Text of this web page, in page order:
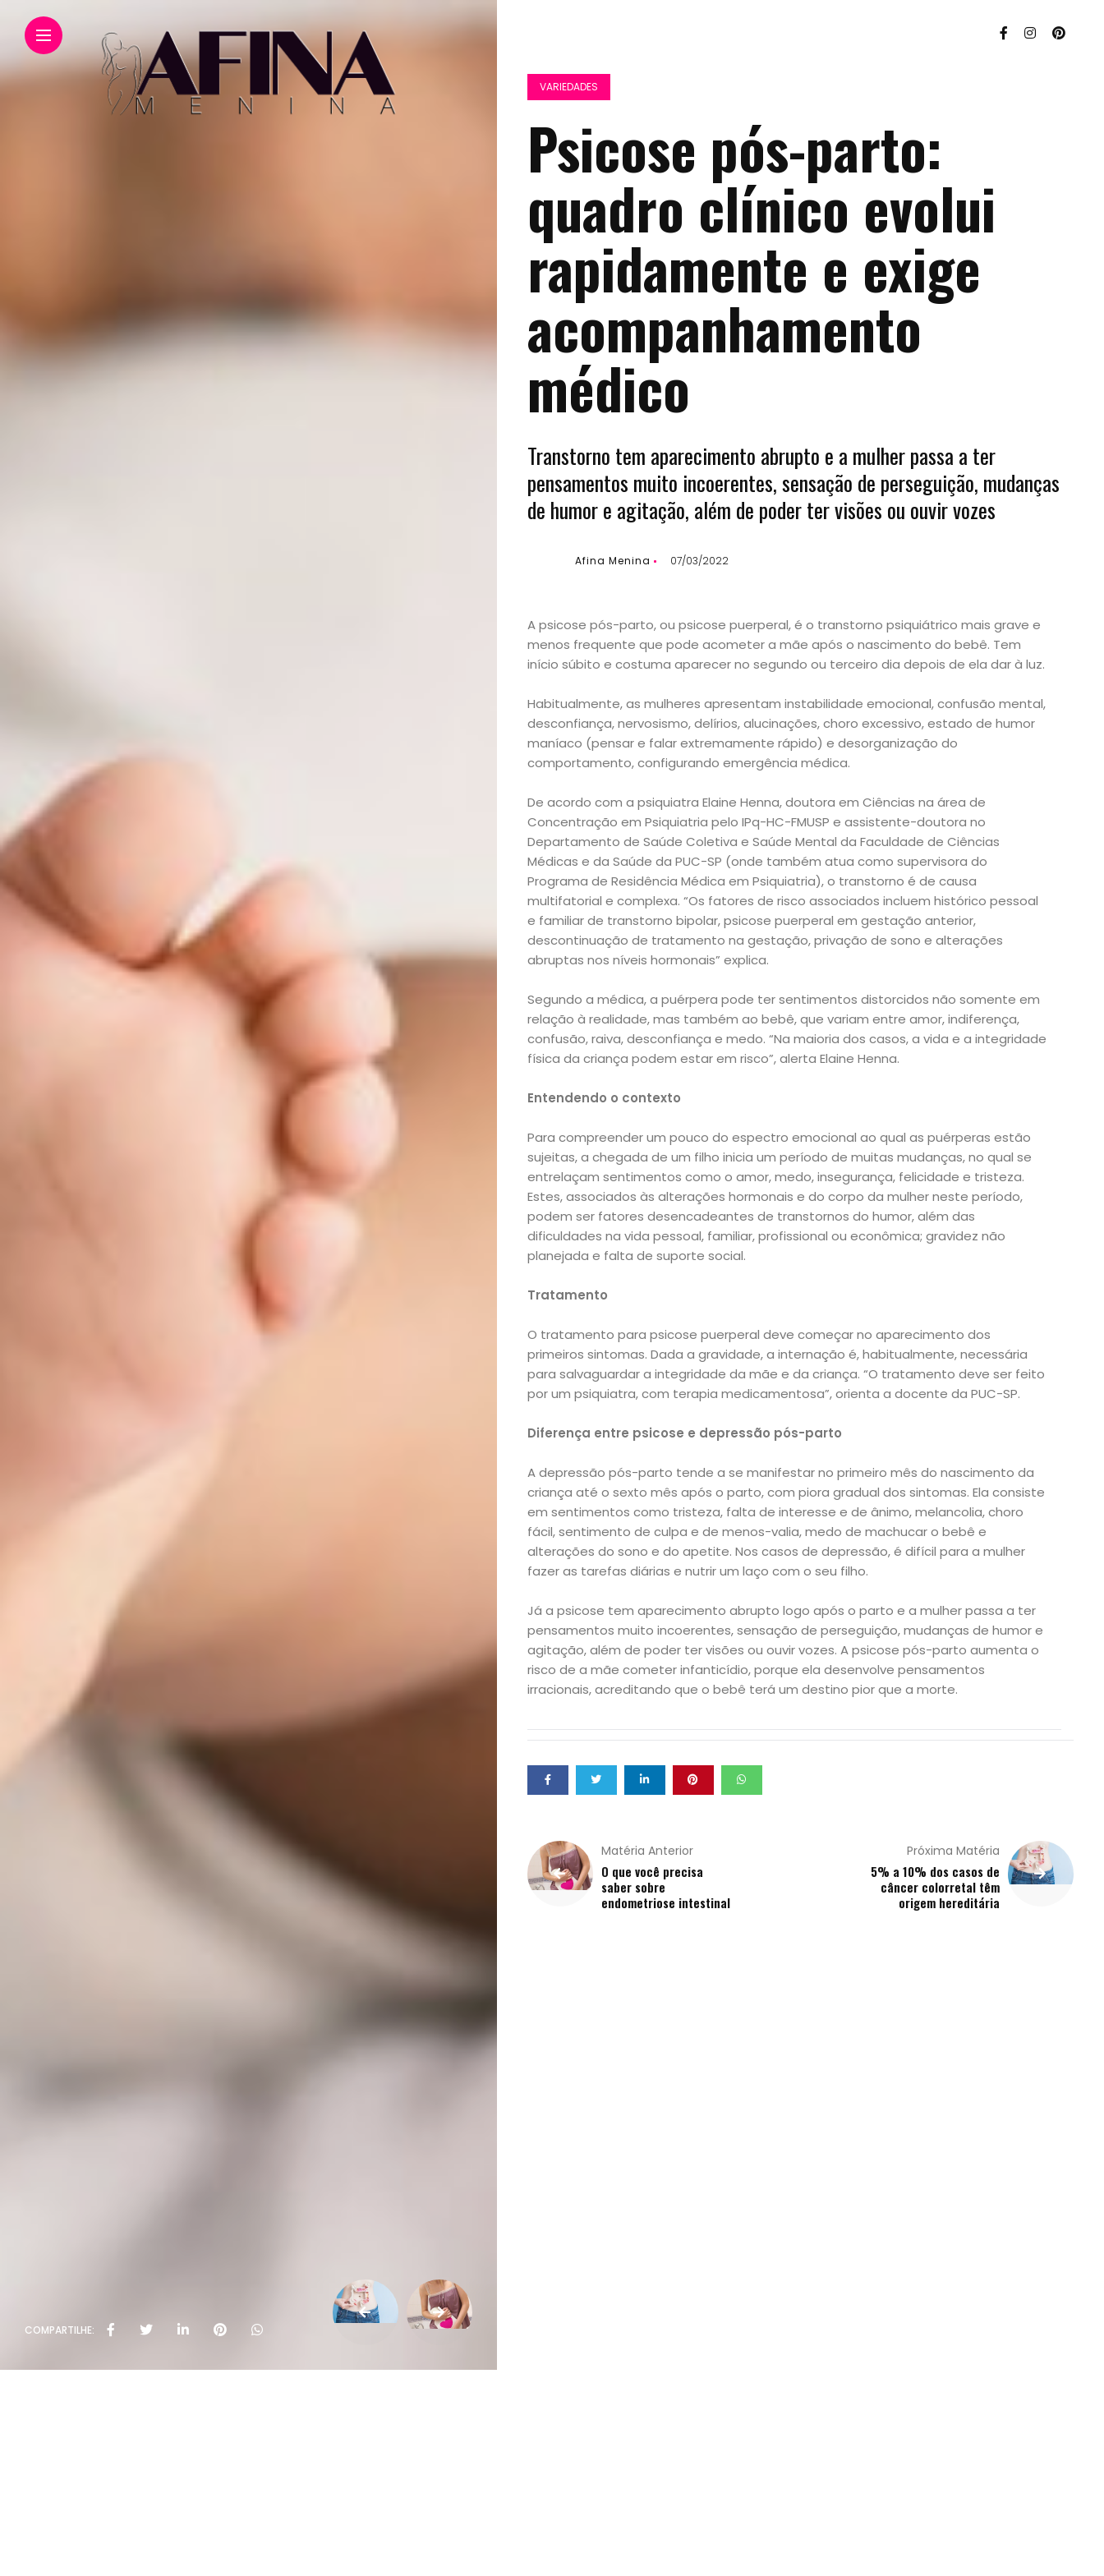
Início
Academia
Beleza
Bora
lá!
Casa
e
Decoração
Exclusiva
Homem
Mães
&
Filhos
Notícias
Opinião
Pets
Receitas
Saúde
e
Qualidade
Vida
Sexualidade
COMPARTILHE:
VARIEDADES
Psicose pós-parto:
quadro clínico evolui
rapidamente e exige
acompanhamento
médico
Transtorno tem aparecimento abrupto e a mulher passa a ter
pensamentos muito incoerentes, sensação de perseguição, mudanças
de humor e agitação, além de poder ter visões ou ouvir vozes
Afina Menina 07/03/2022
A psicose pós-parto, ou psicose puerperal, é o transtorno psiquiátrico mais grave e
menos frequente que pode acometer a mãe após o nascimento do bebê. Tem
início súbito e costuma aparecer no segundo ou terceiro dia depois de ela dar à luz.
Habitualmente, as mulheres apresentam instabilidade emocional, confusão mental,
desconfiança, nervosismo, delírios, alucinações, choro excessivo, estado de humor
maníaco (pensar e falar extremamente rápido) e desorganização do
comportamento, configurando emergência médica.
De acordo com a psiquiatra Elaine Henna, doutora em Ciências na área de
Concentração em Psiquiatria pelo IPq-HC-FMUSP e assistente-doutora no
Departamento de Saúde Coletiva e Saúde Mental da Faculdade de Ciências
Médicas e da Saúde da PUC-SP (onde também atua como supervisora do
Programa de Residência Médica em Psiquiatria), o transtorno é de causa
multifatorial e complexa. “Os fatores de risco associados incluem histórico pessoal
e familiar de transtorno bipolar, psicose puerperal em gestação anterior,
descontinuação de tratamento na gestação, privação de sono e alterações
abruptas nos níveis hormonais” explica.
Segundo a médica, a puérpera pode ter sentimentos distorcidos não somente em
relação à realidade, mas também ao bebê, que variam entre amor, indiferença,
confusão, raiva, desconfiança e medo. “Na maioria dos casos, a vida e a integridade
física da criança podem estar em risco”, alerta Elaine Henna.
Entendendo o contexto
Para compreender um pouco do espectro emocional ao qual as puérperas estão
sujeitas, a chegada de um filho inicia um período de muitas mudanças, no qual se
entrelaçam sentimentos como o amor, medo, insegurança, felicidade e tristeza.
Estes, associados às alterações hormonais e do corpo da mulher neste período,
podem ser fatores desencadeantes de transtornos do humor, além das
dificuldades na vida pessoal, familiar, profissional ou econômica; gravidez não
planejada e falta de suporte social.
Tratamento
O tratamento para psicose puerperal deve começar no aparecimento dos
primeiros sintomas. Dada a gravidade, a internação é, habitualmente, necessária
para salvaguardar a integridade da mãe e da criança. “O tratamento deve ser feito
por um psiquiatra, com terapia medicamentosa”, orienta a docente da PUC-SP.
Diferença entre psicose e depressão pós-parto
A depressão pós-parto tende a se manifestar no primeiro mês do nascimento da
criança até o sexto mês após o parto, com piora gradual dos sintomas. Ela consiste
em sentimentos como tristeza, falta de interesse e de ânimo, melancolia, choro
fácil, sentimento de culpa e de menos-valia, medo de machucar o bebê e
alterações do sono e do apetite. Nos casos de depressão, é difícil para a mulher
fazer as tarefas diárias e nutrir um laço com o seu filho.
Já a psicose tem aparecimento abrupto logo após o parto e a mulher passa a ter
pensamentos muito incoerentes, sensação de perseguição, mudanças de humor e
agitação, além de poder ter visões ou ouvir vozes. A psicose pós-parto aumenta o
risco de a mãe cometer infanticídio, porque ela desenvolve pensamentos
irracionais, acreditando que o bebê terá um destino pior que a morte.
Matéria Anterior
O que você precisa
saber sobre
endometriose intestinal
Próxima Matéria
5% a 10% dos casos de
câncer colorretal têm
origem hereditária